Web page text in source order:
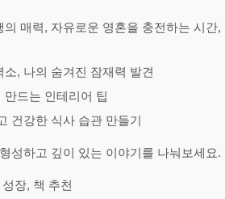
의 매력, 자유로운 영혼을 충전하는 시간,
, 나의 숨겨진 잠재력 발견
드는 인테리어 팁
건강한 식사 습관 만들기
성하고 깊이 있는 이야기를 나눠보세요.
장, 책 추천